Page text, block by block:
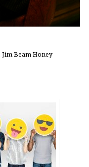
Beam Honey